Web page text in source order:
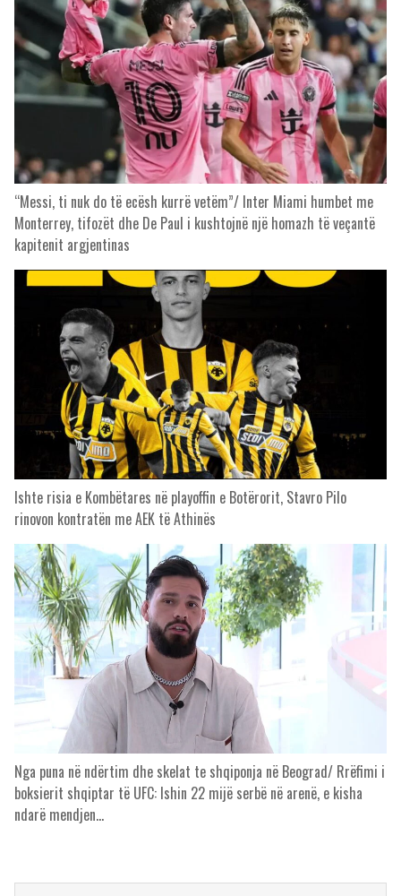
“Messi, ti nuk do të ecësh kurrë vetëm”/ Inter Miami humbet me
Monterrey, tifozët dhe De Paul i kushtojnë një homazh të veçantë
kapitenit argjentinas
Ishte risia e Kombëtares në playoffin e Botërorit, Stavro Pilo
rinovon kontratën me AEK të Athinës
Nga puna në ndërtim dhe skelat te shqiponja në Beograd/ Rrëfimi i
boksierit shqiptar të UFC: Ishin 22 mijë serbë në arenë, e kisha
ndarë mendjen…